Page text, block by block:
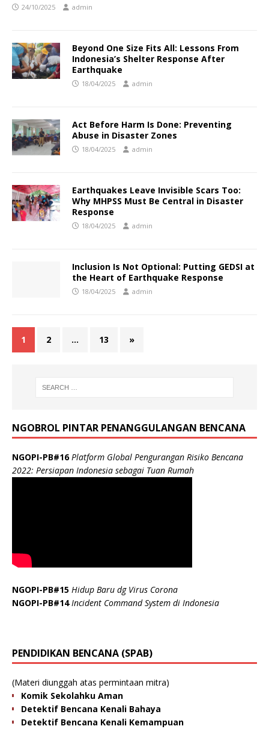
24/10/2025 admin
Beyond One Size Fits All: Lessons From
Indonesia’s Shelter Response After
Earthquake
18/04/2025 admin
Act Before Harm Is Done: Preventing
Abuse in Disaster Zones
18/04/2025 admin
Earthquakes Leave Invisible Scars Too:
Why MHPSS Must Be Central in Disaster
Response
18/04/2025 admin
Inclusion Is Not Optional: Putting GEDSI at
the Heart of Earthquake Response
18/04/2025 admin
1 2 … 13 »
NGOBROL PINTAR PENANGGULANGAN BENCANA
NGOPI-PB#16Platform Global Pengurangan Risiko Bencana
2022: Persiapan Indonesia sebagai Tuan Rumah
NGOPI-PB#15 Hidup Baru dg Virus Corona
NGOPI-PB#14Incident Command System di Indonesia
PENDIDIKAN BENCANA (SPAB)
(Materi diunggah atas permintaan mitra)
Komik Sekolahku Aman
Detektif Bencana Kenali Bahaya
Detektif Bencana Kenali Kemampuan